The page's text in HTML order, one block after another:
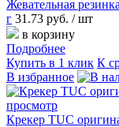
Жевательная
г 31.73 руб. / шт
в корзину
Подробнее
Купить в 1 клик К
В избранное
просмотр
Крекер TUC